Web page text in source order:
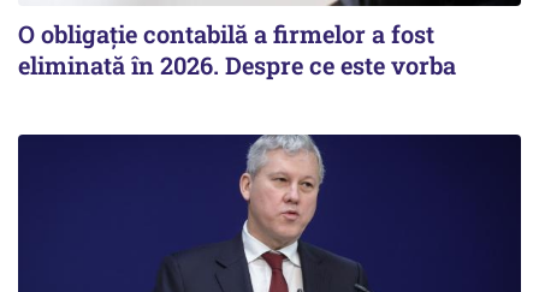
O obligație contabilă a firmelor a fost
eliminată în 2026. Despre ce este vorba